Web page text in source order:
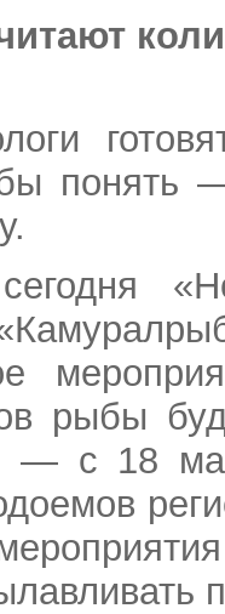
понять
рыбы
— с 18